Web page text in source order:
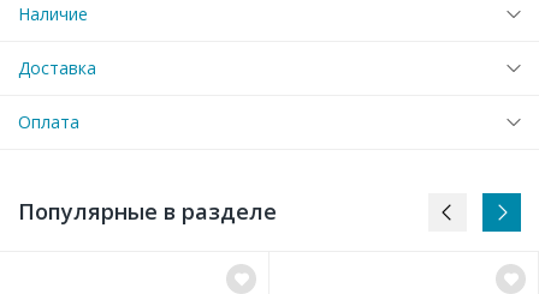
Наличие
Доставка
Оплата
Популярные в разделе